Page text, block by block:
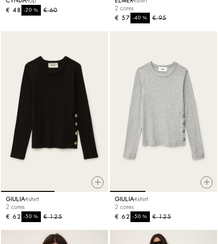
€ 60
-20%
€ 48
2 cores
€ 95
-40%
€ 57
GIULIA t-shirt
2 cores
€ 125
-50%
€ 62
GIULIA t-shirt
2 cores
€ 125
-50%
€ 62